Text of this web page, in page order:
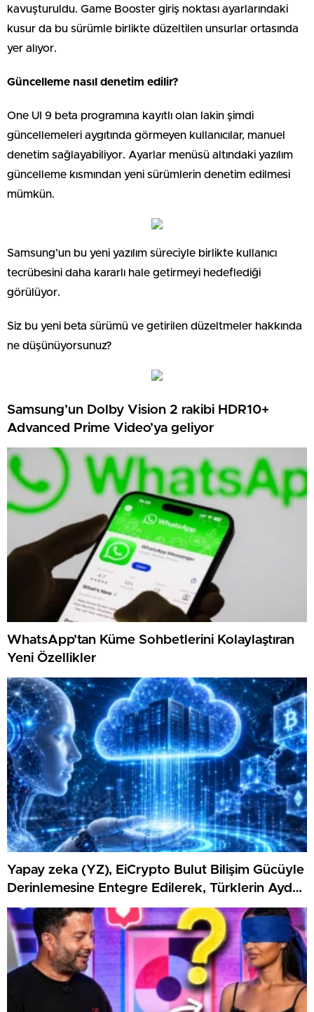
kavuşturuldu. Game Booster giriş noktası ayarlarındaki
kusur da bu sürümle birlikte düzeltilen unsurlar ortasında
yer alıyor.
Güncelleme nasıl denetim edilir?
One UI 9 beta programına kayıtlı olan lakin şimdi
güncellemeleri aygıtında görmeyen kullanıcılar, manuel
denetim sağlayabiliyor. Ayarlar menüsü altındaki yazılım
güncelleme kısmından yeni sürümlerin denetim edilmesi
mümkün.
Samsung’un bu yeni yazılım süreciyle birlikte kullanıcı
tecrübesini daha kararlı hale getirmeyi hedeflediği
görülüyor.
Siz bu yeni beta sürümü ve getirilen düzeltmeler hakkında
ne düşünüyorsunuz?
Samsung’un Dolby Vision 2 rakibi HDR10+
Advanced Prime Video’ya geliyor
WhatsApp’tan Küme Sohbetlerini Kolaylaştıran
Yeni Özellikler
Yapay zeka (YZ), EiCrypto Bulut Bilişim Gücüyle
Derinlemesine Entegre Edilerek, Türklerin Ayda
12.120 Dolar Pasif Gelir Elde Etmelerine
Kolaylıkla Yardımcı Oluyor